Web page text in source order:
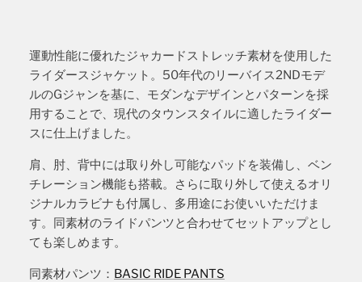
運動性能に優れたジャカードストレッチ素材を使用した
ライダースジャケット。50年代のリーバイス2NDモデ
ルのGジャンを基に、モダンなデザインとパターンを採
用することで、現代のタウンスタイルに適したライダー
スに仕上げました。
肩、肘、背中には取り外し可能なパッドを装備し、ベン
チレーション機能も搭載。さらに取り外して使えるオリ
ジナルカラビナも付属し、多用途にお使いいただけま
す。同素材のライドパンツと合わせてセットアップとし
ても楽しめます。
同素材パンツ： BASIC RIDE PANTS